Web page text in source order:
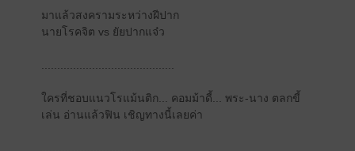
มาแล้วสงครามระหว่างฝีปาก
นายโรคจิต vs ยัยปากแจ๋ว
ใครที่ชอบแนวโรแม้นติก... คอมม้าดี้... พระ-นาง ตลกขี้
เล่น อ่านแล้วฟิน เชิญทางนี้เลยค่า